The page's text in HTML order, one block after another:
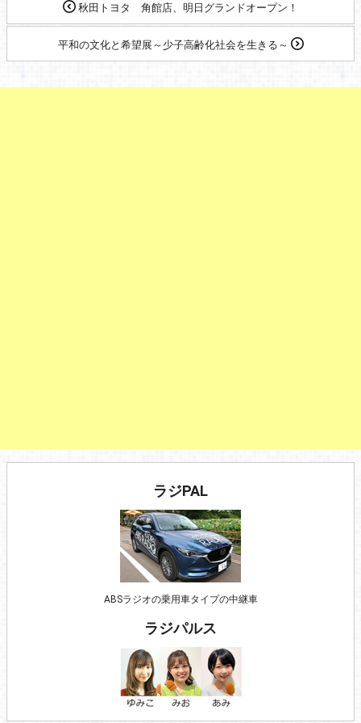
秋田トヨタ 角館店、明日グランドオープン！
平和の文化と希望展～少子高齢化社会を生きる～
ラジPAL
ABSラジオの乗用車タイプの中継車
ラジパルス